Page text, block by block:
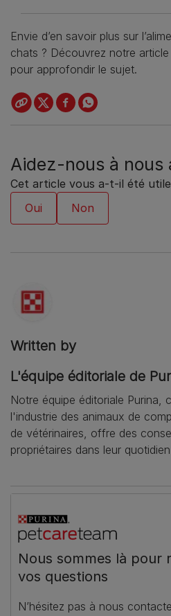
Envie d’en savoir plus sur
chats ? Découvrez notre article
pour approfondir le sujet.
Aidez-nous à nous
Cet article vous a-t-il été
Written by
L'équipe éditoriale de
Notre équipe éditoriale Purina,
l'industrie des animaux de
de vétérinaires, offre des
propriétaires dans leur
Nous sommes là pour
vos questions
N’hésitez pas à nous